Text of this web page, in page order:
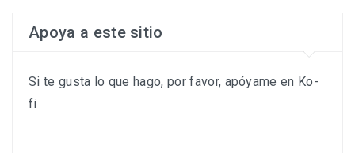
Apoya a este sitio
Si te gusta lo que hago, por favor, apóyame en Ko-
fi